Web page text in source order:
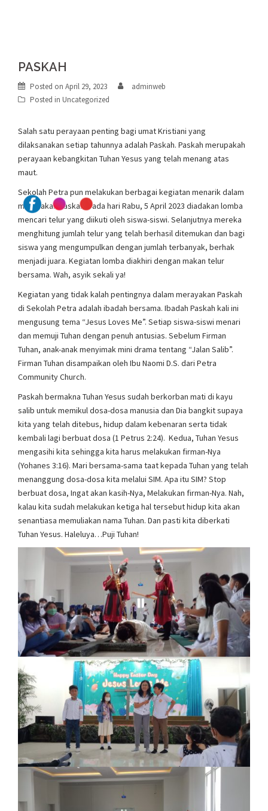
PASKAH
Posted on April 29, 2023
adminweb
Posted in Uncategorized
Salah satu perayaan penting bagi umat Kristiani yang
dilaksanakan setiap tahunnya adalah Paskah. Paskah merupakah
perayaan kebangkitan Tuhan Yesus yang telah menang atas
maut.
Sekolah Petra pun melakukan berbagai kegiatan menarik dalam
merayakan Paskah. Pada hari Rabu, 5 April 2023 diadakan lomba
mencari telur yang diikuti oleh siswa-siswi. Selanjutnya mereka
menghitung jumlah telur yang telah berhasil ditemukan dan bagi
siswa yang mengumpulkan dengan jumlah terbanyak, berhak
menjadi juara. Kegiatan lomba diakhiri dengan makan telur
bersama. Wah, asyik sekali ya!
Kegiatan yang tidak kalah pentingnya dalam merayakan Paskah
di Sekolah Petra adalah ibadah bersama. Ibadah Paskah kali ini
mengusung tema “Jesus Loves Me”. Setiap siswa-siswi menari
dan memuji Tuhan dengan penuh antusias. Sebelum Firman
Tuhan, anak-anak menyimak mini drama tentang “Jalan Salib”.
Firman Tuhan disampaikan oleh Ibu Naomi D.S. dari Petra
Community Church.
Paskah bermakna Tuhan Yesus sudah berkorban mati di kayu
salib untuk memikul dosa-dosa manusia dan Dia bangkit supaya
kita yang telah ditebus, hidup dalam kebenaran serta tidak
kembali lagi berbuat dosa (1 Petrus 2:24). Kedua, Tuhan Yesus
mengasihi kita sehingga kita harus melakukan firman-Nya
(Yohanes 3:16). Mari bersama-sama taat kepada Tuhan yang telah
menanggung dosa-dosa kita melalui SIM. Apa itu SIM? Stop
berbuat dosa, Ingat akan kasih-Nya, Melakukan firman-Nya. Nah,
kalau kita sudah melakukan ketiga hal tersebut hidup kita akan
senantiasa memuliakan nama Tuhan. Dan pasti kita diberkati
Tuhan Yesus. Haleluya…Puji Tuhan!